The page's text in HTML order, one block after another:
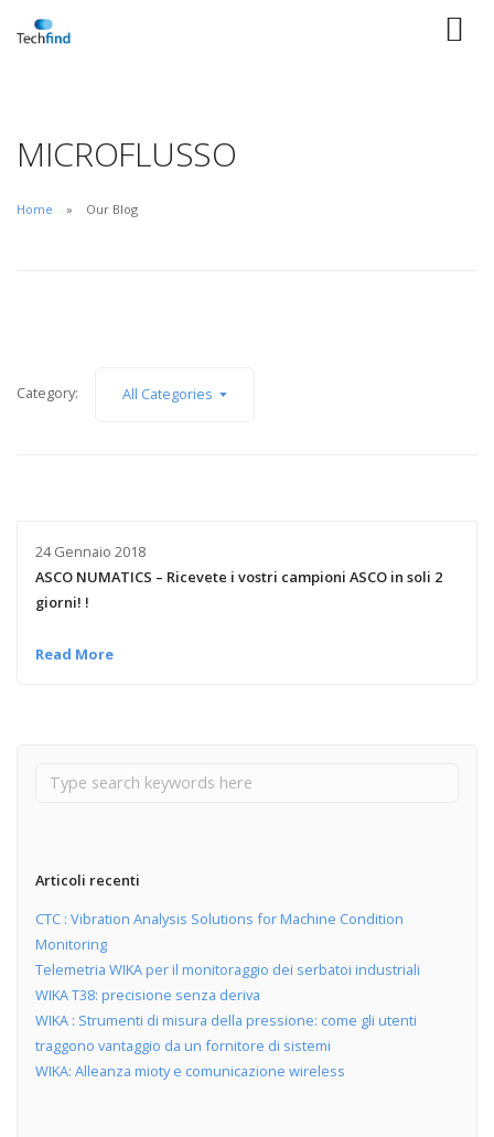
MICROFLUSSO
Home Our Blog
Category: All Categories
24 Gennaio 2018
ASCO NUMATICS – Ricevete i vostri campioni ASCO in soli 2
giorni! !
Read More
Articoli recenti
CTC : Vibration Analysis Solutions for Machine Condition
Monitoring
Telemetria WIKA per il monitoraggio dei serbatoi industriali
WIKA T38: precisione senza deriva
WIKA : Strumenti di misura della pressione: come gli utenti
traggono vantaggio da un fornitore di sistemi
WIKA: Alleanza mioty e comunicazione wireless